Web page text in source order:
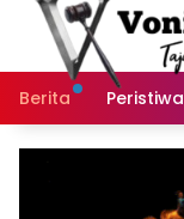
Langsung
Berita
Peristiwa